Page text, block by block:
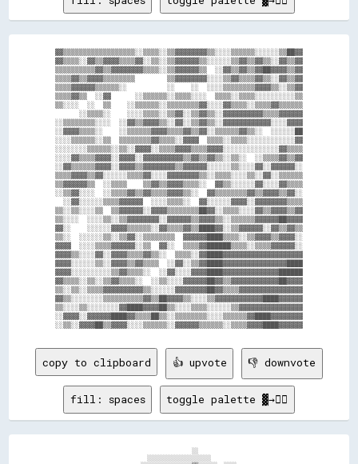
▓▓▒▒▒▒▒▒▒▒▒▒▒▒▒▒▒▒▒▒░░▒▒▒▒░░▒▒▓▓▓▓▓▓▓▓▒▒░░░░▒▒▒▒▒▒░░░░░░▒▒██▓▓
▓▓▒▒▒▒░░▓▓▒▒▓▓▓▓▒▒▒▒▓▓░░▒▒░░▒▒▓▓▓▓▓▓▒▒░░░░░░▒▒▓▓▒▒▓▓▒▒░░▓▓▒▒▓▓
▒▒▒▒▒▒▒▒▒▒▓▓▒▒▓▓▓▓▓▓▓▓▒▒▒▒░░▒▒▓▓▓▓▓▓▒▒  ░░▓▓▒▒▓▓▒▒▓▓██▓▓▓▓▒▒▓▓
▒▒▒▒▓▓▒▒▓▓▓▓▒▒▒▒▒▒▒▒        ▒▒▓▓▓▓▓▓▓▓░░░░▒▒▓▓▒▒▒▒▓▓▒▒░░▓▓▒▒▓▓
▒▒▒▒▓▓▓▓▓▓▒▒▒▒▒▒░░          ░░    ░░  ░░░░▒▒▒▒▒▒▒▒▓▓▓▓▒▒░░▒▒▓▓
▒▒▒▒▓▓▒▒  ░░▓▓      ░░▒▒▒▒▒▒░░▒▒▒▒░░░░  ▒▒▒▒░░▒▒▒▒░░░░░░░░░░▒▒
▒▒░░░░  ░░  ▒▒    ░░▒▒▒▒▒▒░░▒▒▒▒▒▒▒▒▓▓░░░░▓▓▒▒▒▒░░▒▒▒▒▓▓▒▒▒▒▒▒
      ░░▒▒▒▒░░    ░░░░▒▒▒▒░░▒▒▓▓░░▒▒▓▓▒▒░░▓▓▓▓▓▓▓▓▓▓▒▒▒▒▓▓▓▓▓▓
░░▒▒▒▒▒▒▒▒░░░░  ░░▓▓▒▒▓▓▓▓▒▒░░▓▓░░▒▒▓▓▒▒░░▓▓▓▓▓▓▓▓▓▓▓▓░░░░▓▓▓▓
░░▓▓▓▓▒▒▒▒░░    ░░▒▒▒▒▒▒▓▓▓▓▒▒▒▒▓▓▒▒▓▓░░▒▒▒▒▒▒▓▓▒▒░░  ░░░░░░██
░░░░▒▒▒▒▒▒░░▒▒  ▒▒▒▒▒▒▒▒▓▓▒▒▒▒░░▓▓▓▓  ▒▒▒▒░░▒▒▒▒░░░░░░░░░░░░▓▓
░░░░░░░░▒▒▒▒▒▒░░▒▒░░▓▓▓▓░░▒▒▒▒▓▓▓▓▒▒▒▒▓▓▓▓░░░░░░░░░░░░░░▓▓▒▒▒▒
░░░░▓▓▒▒▒▒▓▓▓▓░░▓▓▓▓░░▓▓▓▓▓▓▓▓▓▓▒▒▓▓▒▒▓▓▒▒░░▒▒░░  ░░▒▒▒▒▓▓▒▒▓▓
░░▓▓▒▒▒▒▒▒▓▓▓▓░░▓▓▓▓▒▒▓▓▓▓▓▓▓▓▒▒▓▓▓▓▓▓░░░░░░▒▒░░░░▓▓░░▓▓▓▓▓▓░░
▒▒▒▒▓▓▓▓▒▒▓▓░░░░░░▒▒▒▒▓▓░░░░▓▓▓▓▓▓▓▓▒▒░░▒▒▒▒░░░░▒▒░░▓▓░░▒▒▒▒▒▒
▒▒▓▓▓▓▓▓▒▒  ░░▒▒▒▒    ▒▒▓▓▒▒▓▓▓▓▒▒▒▒░░  ▓▓▒▒░░░░░░▓▓░░░░▓▓▒▒▒▒
░░▒▒▓▓░░░░  ░░▒▒▒▒▓▓▒▒▓▓▒▒▒▒▓▓▓▓▒▒░░  ▓▓▒▒▒▒▒▒▒▒▓▓▒▒▓▓▓▓▒▒▓▓░░
  ░░▓▓░░░░░░▒▒▒▒▓▓▓▓▓▓  ░░░░▒▒▒▒░░  ▓▓░░░░░░▓▓▓▓░░▓▓▓▓▓▓▓▓▒▒▒▒
▒▒░░▒▒░░░░▒▒  ▒▒▓▓▓▓▓▓░░▓▓▓▓▒▒▒▒▒▒▒▒██▓▓░░▒▒▒▒░░░░▓▓▒▒▓▓▓▓▒▒▓▓
▒▒░░░░  ░░░░▒▒░░▒▒▓▓▓▓▓▓▓▓░░▓▓▓▓▓▓▒▒▓▓▓▓▒▒░░▒▒▒▒▒▒▓▓▓▓▓▓██▓▓▓▓
▓▓░░    ░░░░░░▓▓▓▓▒▒▒▒▒▒░░▓▓▒▒▒▒▓▓▒▒████▓▓░░▒▒▓▓▓▓▓▓░░▓▓▒▒▓▓▒▒
▒▒░░  ░░░░░░▒▒░░▒▒▓▓░░▒▒▒▒▒▒▒▒  ▓▓▓▓▓▓████▒▒▒▒░░▒▒▓▓▓▓▒▒▓▓▓▓░░
▓▓▓▓  ░░░░▒▒▒▒▓▓▓▓▓▓░░▒▒  ▓▓░░  ▒▒▒▒▓▓██████▒▒▒▒░░▒▒▒▒▓▓▓▓▓▓░░
▓▓▓▓▒▒░░░░▓▓░░▓▓▓▓▒▒▒▒▓▓▒▒░░  ▒▒▒▒░░▓▓████▓▓▓▓▓▓▓▓▓▓▓▓▓▓▓▓▓▓▓▓
▓▓▓▓░░░░░░▒▒░░▓▓▓▓▒▒▓▓▒▒▒▒  ░░▓▓░░▒▒▓▓████▓▓▓▓▓▓▓▓▓▓▓▓▓▓▓▓████
▓▓▓▓░░░░░░░░░░▒▒▓▓▒▒▒▒░░  ░░▓▓░░░░▓▓▓▓████▓▓▓▓▓▓▓▓▓▓▓▓▓▓██████
▓▓▒▒▒▒░░▒▒░░▒▒▓▓▒▒▒▒░░  ░░▒▒░░░░▓▓▓▓▓▓██▓▓▒▒▓▓▓▓▓▓▓▓▓▓▓▓██▓▓▓▓
▒▒░░▒▒░░▒▒▒▒▓▓▓▓▓▓▓▓▓▓▒▒░░░░░░▓▓▓▓▓▓▓▓██▓▓▒▒▒▒▓▓▓▓▓▓▓▓▓▓▓▓▓▓▓▓
▓▓▒▒░░░░░░░░▒▒▒▒▒▒▒▒▒▒▓▓▒▒██▓▓▓▓▒▒░░░░▒▒▓▓▓▓▓▓▓▓▓▓▓▓████▓▓▓▓▓▓
▒▒░░░░▒▒░░░░░░░░▓▓████▓▓▓▓██▒▒░░░░▒▒▒▒░░░░░░▒▒▓▓▓▓▓▓▓▓▓▓▓▓▓▓▓▓
░░▓▓▓▓░░▓▓▓▓▓▓████▓▓▒▒▒▒██▒▒░░▒▒▒▒▒▒▒▒░░░░▒▒▒▒▒▒▓▓████▓▓▓▓▓▓▓▓
copy to clipboard 👍 upvote 👎 downvote
fill: spaces toggle palette ▓→✊🏽
                                        ░░
                          ░░░░░░░░░░░░░░░░░░░░